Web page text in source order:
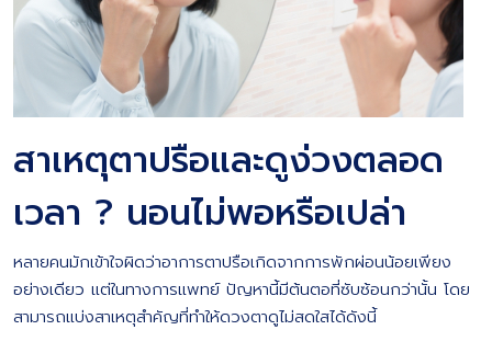
สาเหตุตาปรือและดูง่วงตลอด
เวลา ? นอนไม่พอหรือเปล่า
หลายคนมักเข้าใจผิดว่าอาการตาปรือเกิดจากการพักผ่อนน้อยเพียง
อย่างเดียว แต่ในทางการแพทย์ ปัญหานี้มีต้นตอที่ซับซ้อนกว่านั้น โดย
สามารถแบ่งสาเหตุสำคัญที่ทำให้ดวงตาดูไม่สดใสได้ดังนี้